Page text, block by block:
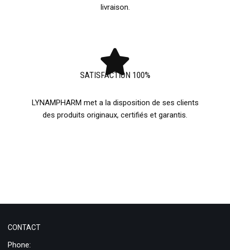
livraison.
SATISFACTION 100%
LYNAMPHARM met a la disposition de ses clients
des produits originaux, certifiés et garantis.
CONTACT
Phone: